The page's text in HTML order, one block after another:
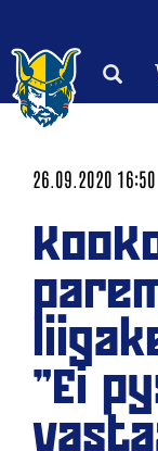
26.09.2020 16:50
"Ei